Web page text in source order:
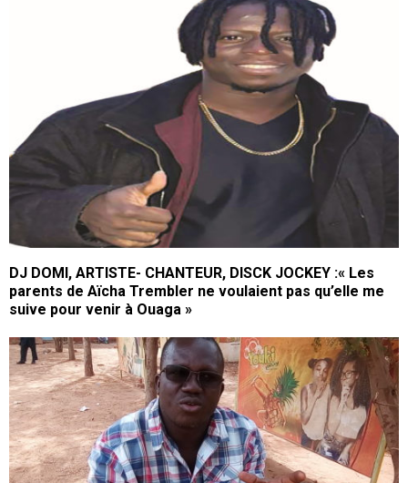
DJ DOMI, ARTISTE- CHANTEUR, DISCK JOCKEY :« Les
parents de Aïcha Trembler ne voulaient pas qu’elle me
suive pour venir à Ouaga »